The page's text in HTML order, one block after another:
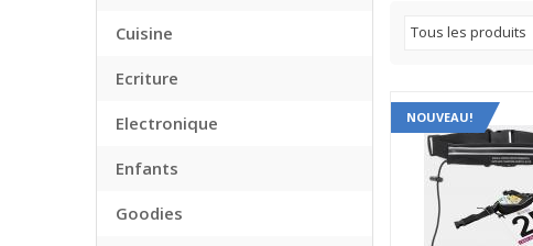
Cuisine
Ecriture
Electronique
Enfants
Goodies
Tous les produits
NOUVEAU!